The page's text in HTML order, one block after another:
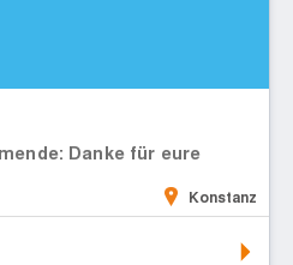
Danke für eure
Konstanz